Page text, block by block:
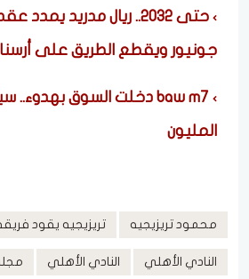
حتى 2032.. ريال مدريد
جونيور ويقطع الطريق على
المليون
محمود تريزيجيه تريزيجيه يقود
النادي الأهلي النادي الأهلي